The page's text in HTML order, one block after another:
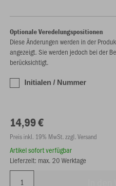
Optionale Veredelungspositionen
Diese Änderungen werden in der
angezeigt. Sie werden jedoch bei der
berücksichtigt.
Initialen / Nummer
14,99 €
Preis inkl. 19% MwSt. zzgl. Versand
Artikel sofort verfügbar
Lieferzeit: max. 20 Werktage